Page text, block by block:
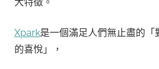
Xpark是一個滿足人們無止盡的「
的喜悅」，